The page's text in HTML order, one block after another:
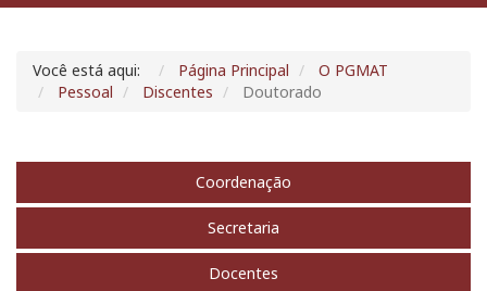
Você está aqui: Página Principal
O PGMAT
Pessoal
Discentes Doutorado
Coordenação
Secretaria
Docentes